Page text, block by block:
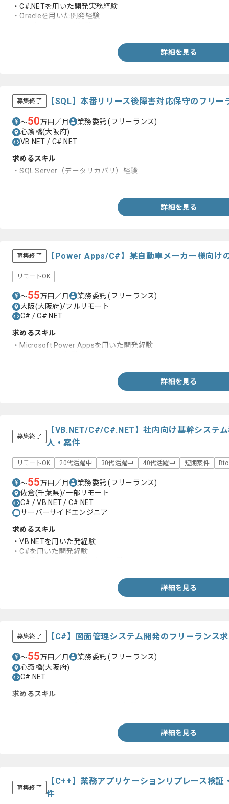
・C#.NETを用いた開発実務経験
・Oracleを用いた開発経験
詳細を見る
募集終了 【SQL】本番リリース後障害対応保守のフリ
〜50万円／月 業務委託(フリーランス)
心斎橋(大阪府)
VB.NET / C#.NET
求めるスキル
・SQL Server（データリカバリ）経験
詳細を見る
募集終了 【Power Apps/C#】某自動車メーカー様向け
リモートOK
〜55万円／月 業務委託(フリーランス)
大阪(大阪府)/フルリモート
C# / C#.NET
求めるスキル
・Microsoft Power Appsを用いた開発経験
詳細を見る
募集終了
【VB.NET/C#/C#.NET】社内向け基幹システ
人・案件
リモートOK 20代活躍中 30代活躍中 40代活躍中 短期案件
〜55万円／月 業務委託(フリーランス)
佐倉(千葉県)/一部リモート
C# / VB.NET / C#.NET
サーバーサイドエンジニア
求めるスキル
・VB.NETを用いた発経験
・C#を用いた開発経験
詳細を見る
募集終了 【C#】図面管理システム開発のフリーランス
〜55万円／月 業務委託(フリーランス)
心斎橋(大阪府)
C#.NET
求めるスキル
詳細を見る
募集終了
【C++】業務アプリケーションリプレース検証
件